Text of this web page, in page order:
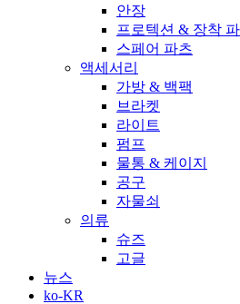
안장
프로텍션 & 장착
스페어 파츠
액세서리
가방 & 백팩
브라켓
라이트
펌프
물통 & 케이지
공구
자물쇠
의류
슈즈
고글
뉴스
ko-KR